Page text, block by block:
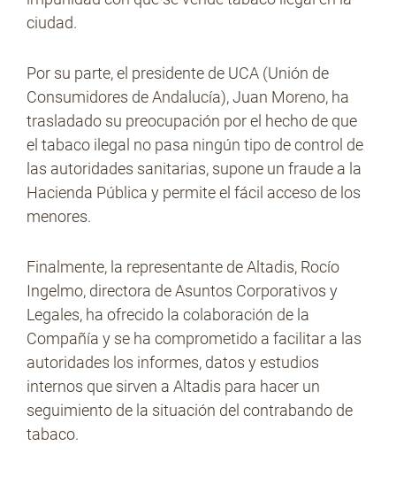
ciudad.
Por su parte, el presidente de UCA (Unión de
Consumidores de Andalucía), Juan Moreno, ha
trasladado su preocupación por el hecho de que
el tabaco ilegal no pasa ningún tipo de control de
las autoridades sanitarias, supone un fraude a la
Hacienda Pública y permite el fácil acceso de los
menores.
Finalmente, la representante de Altadis, Rocío
Ingelmo, directora de Asuntos Corporativos y
Legales, ha ofrecido la colaboración de la
Compañía y se ha comprometido a facilitar a las
autoridades los informes, datos y estudios
internos que sirven a Altadis para hacer un
seguimiento de la situación del contrabando de
tabaco.